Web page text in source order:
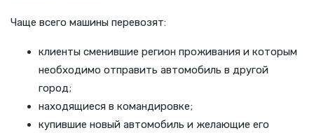
Чаще всего машины перевозят:
клиенты сменившие регион проживания и которым
необходимо отправить автомобиль в другой
город;
находящиеся в командировке;
купившие новый автомобиль и желающие его